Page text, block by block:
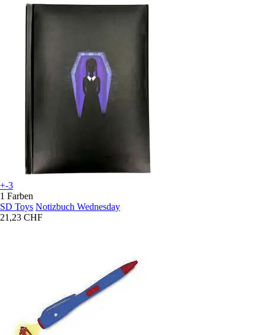
+-3
1 Farben
SD Toys Notizbuch Wednesday
21,23 CHF